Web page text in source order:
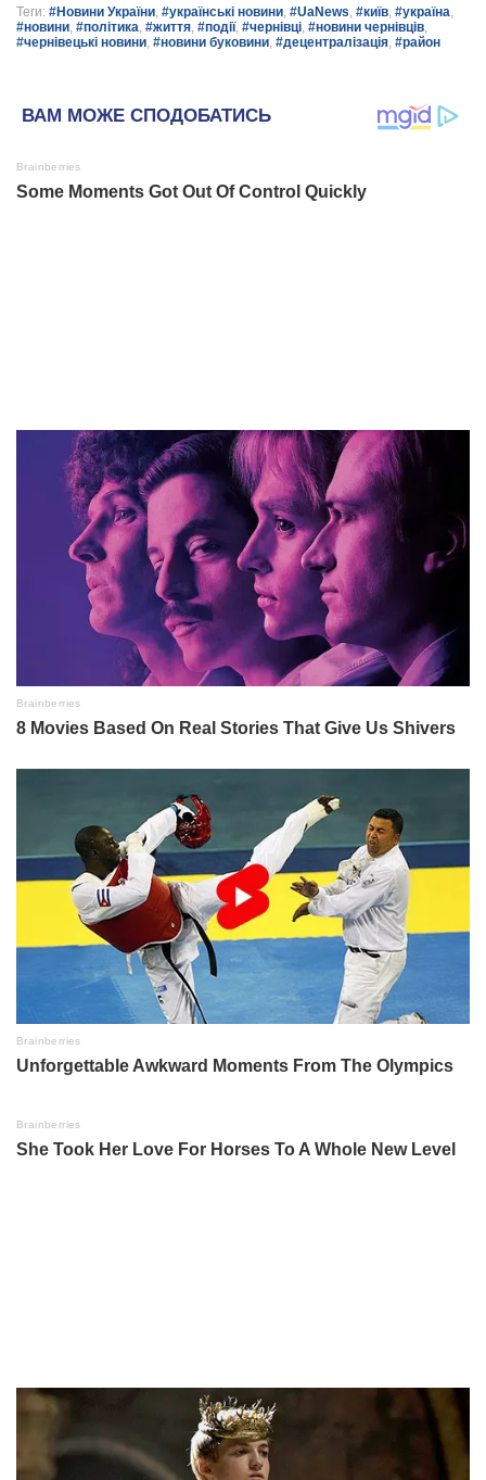
Теги: #Новини України, #українські новини, #UaNews, #київ, #україна,
#новини, #політика, #життя, #події, #чернівці, #новини чернівців,
#чернівецькі новини, #новини буковини, #децентралізація, #район